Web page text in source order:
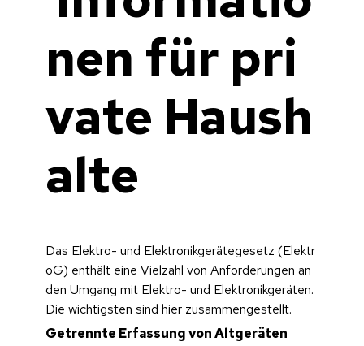
nen für pri
vate Haush
alte
Das Elektro- und Elektronikgerätegesetz (Elektr
oG) enthält eine Vielzahl von Anforderungen an
den Umgang mit Elektro- und Elektronikgeräten.
Die wichtigsten sind hier zusammengestellt.
Getrennte Erfassung von Altgeräten